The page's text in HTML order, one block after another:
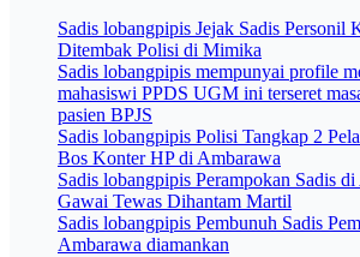
Sadis lobangpipis Jejak Sadis Personil
Ditembak Polisi di Mimika
Sadis lobangpipis mempunyai profile
mahasiswi PPDS UGM ini terseret
pasien BPJS
Sadis lobangpipis Polisi Tangkap 2
Bos Konter HP di Ambarawa
Sadis lobangpipis Perampokan Sadis
Gawai Tewas Dihantam Martil
Sadis lobangpipis Pembunuh Sadis
Ambarawa diamankan